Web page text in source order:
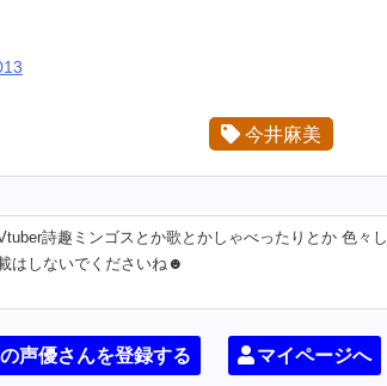
今井麻美
詩趣ミンゴスとか歌とかしゃべったりとか 色々し
はしないでくださいね☻
声優さんを登録する マイページへ